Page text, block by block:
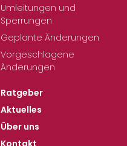
Umleitungen und
Sperrungen
Geplante Änderungen
Vorgeschlagene
Änderungen
Ratgeber
Aktuelles
Über uns